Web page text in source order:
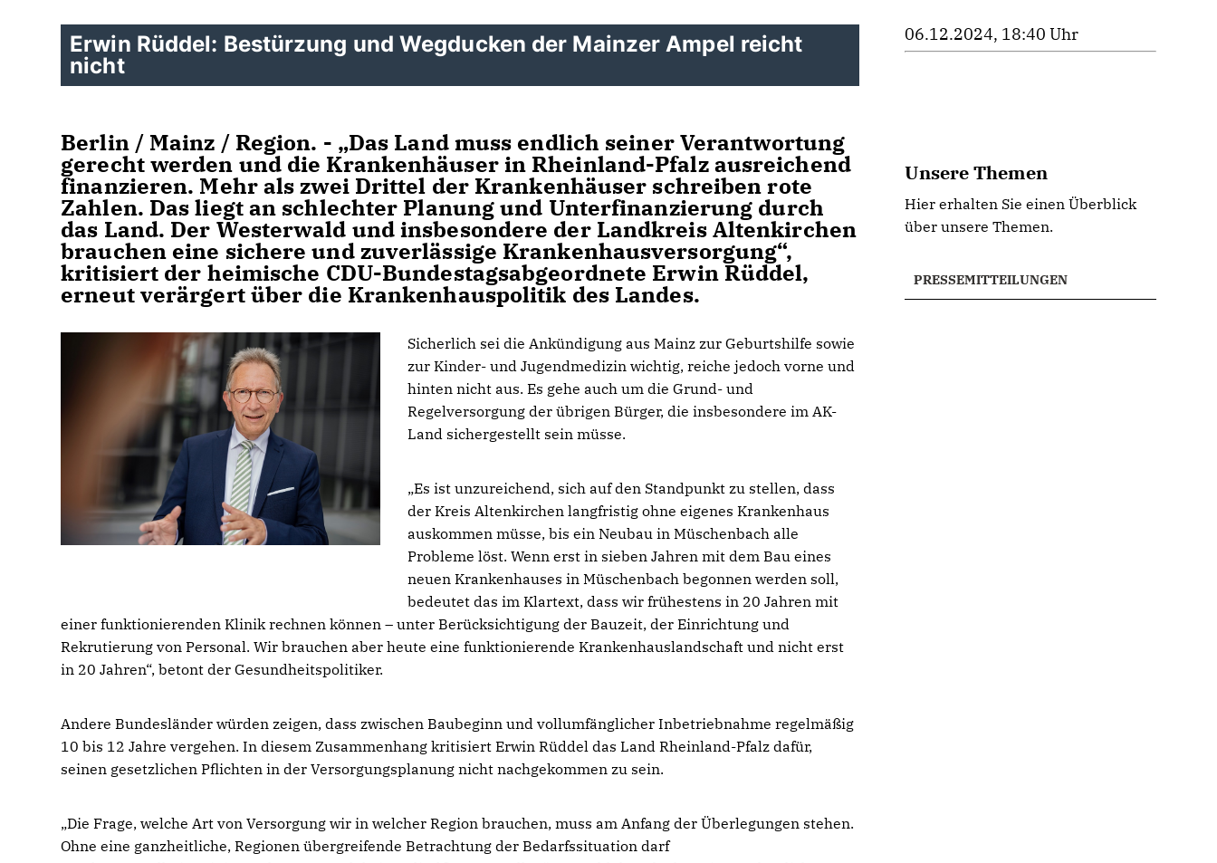
Erwin Rüddel: Bestürzung und Wegducken der Mainzer Ampel reicht
nicht
Berlin / Mainz / Region. - „Das Land muss endlich seiner Verantwortung
gerecht werden und die Krankenhäuser in Rheinland-Pfalz ausreichend
finanzieren. Mehr als zwei Drittel der Krankenhäuser schreiben rote
Zahlen. Das liegt an schlechter Planung und Unterfinanzierung durch
das Land. Der Westerwald und insbesondere der Landkreis Altenkirchen
brauchen eine sichere und zuverlässige Krankenhausversorgung“,
kritisiert der heimische CDU-Bundestagsabgeordnete Erwin Rüddel,
erneut verärgert über die Krankenhauspolitik des Landes.
Sicherlich sei die Ankündigung aus Mainz zur Geburtshilfe sowie
zur Kinder- und Jugendmedizin wichtig, reiche jedoch vorne und
hinten nicht aus. Es gehe auch um die Grund- und
Regelversorgung der übrigen Bürger, die insbesondere im AK-
Land sichergestellt sein müsse.
Es ist unzureichend, sich auf den Standpunkt zu stellen, dass
der Kreis Altenkirchen langfristig ohne eigenes Krankenhaus
auskommen müsse, bis ein Neubau in Müschenbach alle
Probleme löst. Wenn erst in sieben Jahren mit dem Bau eines
neuen Krankenhauses in Müschenbach begonnen werden soll,
bedeutet das im Klartext, dass wir frühestens in 20 Jahren mit
einer funktionierenden Klinik rechnen können – unter Berücksichtigung der Bauzeit, der Einrichtung und
Rekrutierung von Personal. Wir brauchen aber heute eine funktionierende Krankenhauslandschaft und nicht erst
in 20 Jahren“, betont der Gesundheitspolitiker.
Andere Bundesländer würden zeigen, dass zwischen Baubeginn und vollumfänglicher Inbetriebnahme regelmäßig
10 bis 12 Jahre vergehen. In diesem Zusammenhang kritisiert Erwin Rüddel das Land Rheinland-Pfalz dafür,
seinen gesetzlichen Pflichten in der Versorgungsplanung nicht nachgekommen zu sein.
Die Frage, welche Art von Versorgung wir in welcher Region brauchen, muss am Anfang der Überlegungen stehen.
Ohne eine ganzheitliche, Regionen übergreifende Betrachtung der Bedarfssituation darf
06.12.2024, 18:40 Uhr
Unsere Themen
Hier erhalten Sie einen Überblick
über unsere Themen.
PRESSEMITTEILUNGEN